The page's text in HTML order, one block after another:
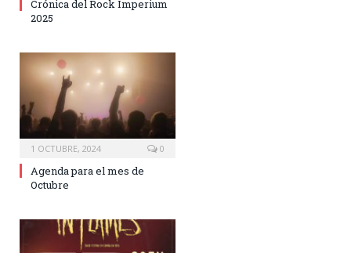
Crónica del Rock Imperium
2025
1 OCTUBRE, 2024 0
Agenda para el mes de
Octubre